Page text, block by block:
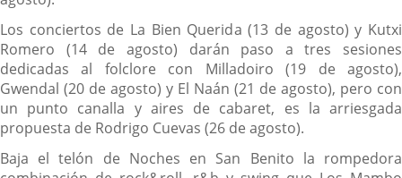
Los conciertos de La Bien Querida (13 de agosto) y Kutxi
Romero (14 de agosto) darán paso a tres sesiones
dedicadas al folclore con Milladoiro (19 de agosto),
Gwendal (20 de agosto) y El Naán (21 de agosto), pero con
un punto canalla y aires de cabaret, es la arriesgada
propuesta de Rodrigo Cuevas (26 de agosto).
Baja el telón de Noches en San Benito la rompedora